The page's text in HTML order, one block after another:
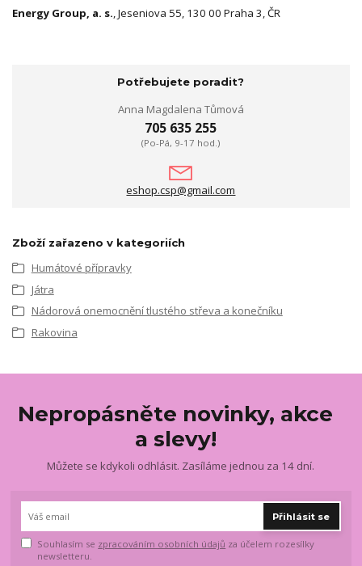
Energy Group, a. s., Jeseniova 55, 130 00 Praha 3, ČR
Potřebujete poradit?
Anna Magdalena Tůmová
705 635 255
(Po-Pá, 9-17 hod.)
eshop.csp@gmail.com
Zboží zařazeno v kategoriích
Humátové přípravky
Játra
Nádorová onemocnění tlustého střeva a konečníku
Rakovina
Nepropásněte novinky, akce
a slevy!
Můžete se kdykoli odhlásit. Zasíláme jednou za 14 dní.
Přihlásit se
Souhlasím se zpracováním osobních údajů za účelem rozesílky
newsletteru.